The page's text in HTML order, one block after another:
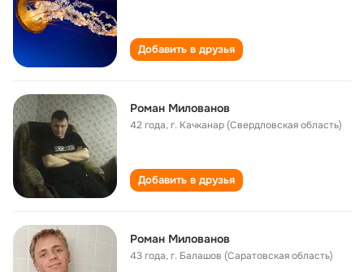
Добавить в друзья
Роман Милованов
42 года,г. Качканар (Свердловская область)
Добавить в друзья
Роман Милованов
43 года,г. Балашов (Саратовская область)